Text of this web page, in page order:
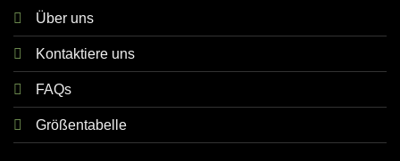
Über uns
Kontaktiere uns
FAQs
Größentabelle